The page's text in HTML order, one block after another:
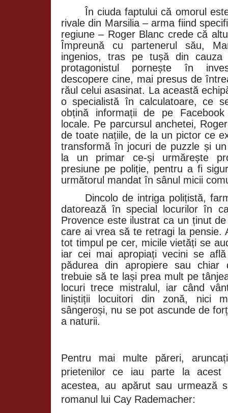
În ciuda faptului că omorul
rivale din Marsilia – arma fiind
regiune – Roger Blanc crede că
Împreună cu partenerul său,
ingenios, tras pe tușă din
protagonistul pornește în
descopere cine, mai presus de
răul celui asasinat. La această
o specialistă în calculatoare, ce
obțină informații de pe
locale. Pe parcursul anchetei,
de toate națiile, de la un pictor ce
transformă în jocuri de puzzle și
la un primar ce-și urmărește
presiune pe poliție, pentru a fi
următorul mandat în sânul micii
Dincolo de intriga polițistă,
datorează în special locurilor în
Provence este ilustrat ca un ținut
care ai vrea să te retragi la pensie.
tot timpul pe cer, micile vietăți se
iar cei mai apropiați vecini se
pădurea din apropiere sau
trebuie să te lași prea mult pe
locuri trece mistralul, iar când
liniștiții locuitori din zonă, nici
sângeroși, nu se pot ascunde de
a naturii.
Pentru mai multe păreri,
prietenilor ce iau parte la acest
acestea, au apărut sau urmează
romanul lui Cay Rademacher: